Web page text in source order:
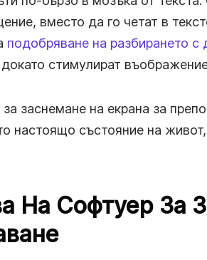
вместо да го четат в
подобряване на разбирането с
стимулират
заснемане на екрана за
настоящо състояние на
На Софтуер За